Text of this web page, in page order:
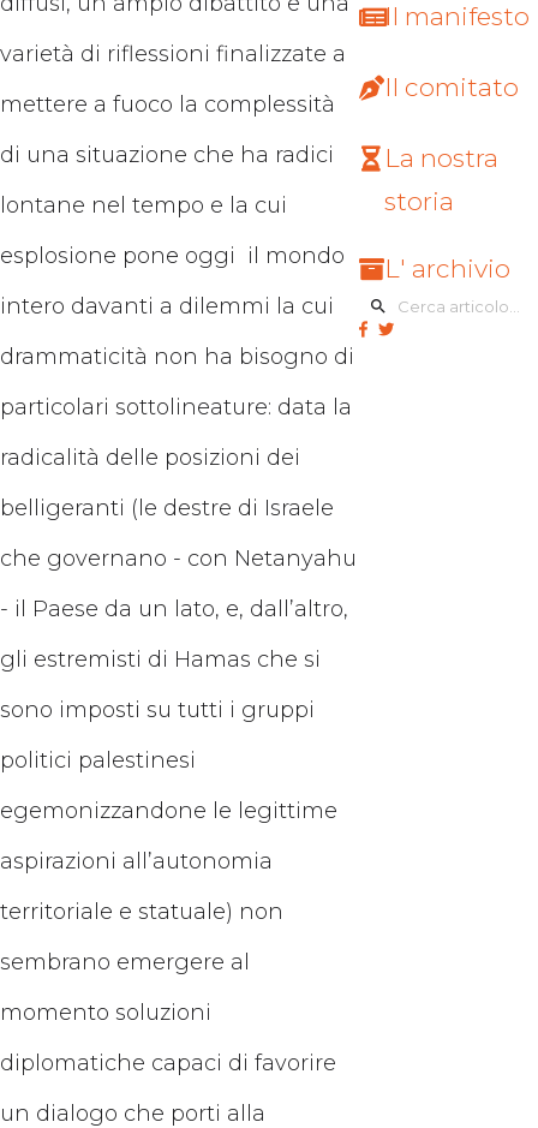
varietà di riflessioni finalizzate a
mettere a fuoco la complessità
di una situazione che ha radici
lontane nel tempo e la cui
esplosione pone oggi il mondo
intero davanti a dilemmi la cui
drammaticità non ha bisogno di
particolari sottolineature: data la
radicalità delle posizioni dei
belligeranti (le destre di Israele
che governano - con Netanyahu
- il Paese da un lato, e, dall’altro,
gli estremisti di Hamas che si
sono imposti su tutti i gruppi
politici palestinesi
egemonizzandone le legittime
aspirazioni all’autonomia
territoriale e statuale) non
sembrano emergere al
momento soluzioni
diplomatiche capaci di favorire
un dialogo che porti alla
Il manifesto
Il comitato
La nostra
storia
L' archivio